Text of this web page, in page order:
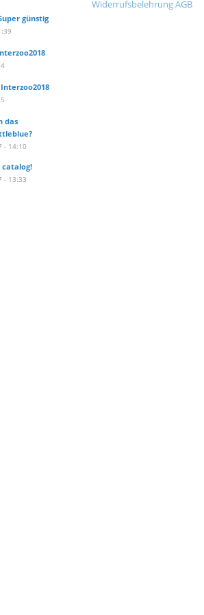
günstig
das
- 14:10
- 13:33
WiderrufsbelehrungAGB